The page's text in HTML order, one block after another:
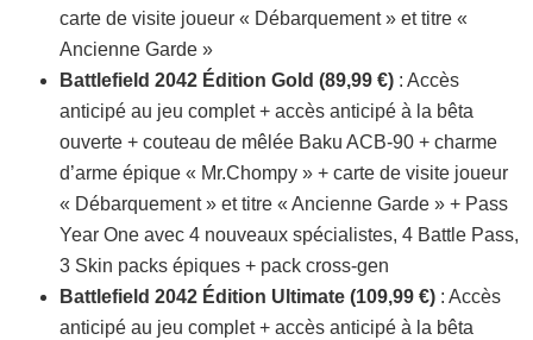
carte de visite joueur « Débarquement » et titre «
Ancienne Garde »
Battlefield 2042 Édition Gold (89,99 €) : Accès
anticipé au jeu complet + accès anticipé à la bêta
ouverte + couteau de mêlée Baku ACB-90 + charme
d’arme épique « Mr.Chompy » + carte de visite joueur
« Débarquement » et titre « Ancienne Garde » + Pass
Year One avec 4 nouveaux spécialistes, 4 Battle Pass,
3 Skin packs épiques + pack cross-gen
Battlefield 2042 Édition Ultimate (109,99 €) : Accès
anticipé au jeu complet + accès anticipé à la bêta